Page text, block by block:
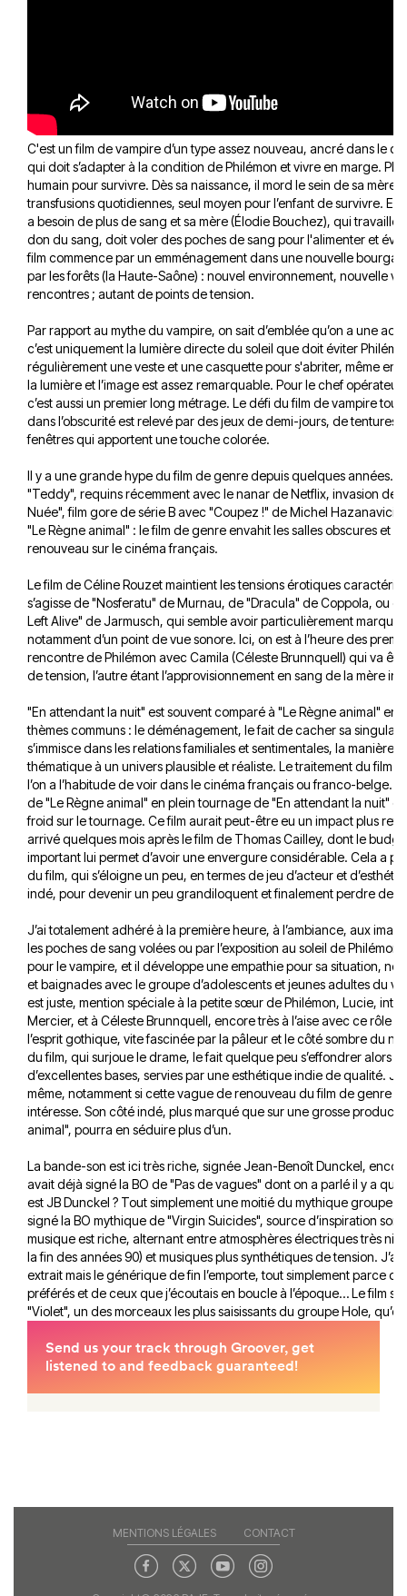
C'est un film de vampire d’un type assez nouveau, ancré dans le
qui doit s’adapter à la condition de Philémon et vivre en marge.
humain pour survivre. Dès sa naissance, il mord le sein de sa
transfusions quotidiennes, seul moyen pour l’enfant de survivre.
a besoin de plus de sang et sa mère (Élodie Bouchez), qui travaille
don du sang, doit voler des poches de sang pour l'alimenter et
film commence par un emménagement dans une nouvelle
par les forêts (la Haute-Saône) : nouvel environnement, nouvelle
rencontres ; autant de points de tension.
Par rapport au mythe du vampire, on sait d’emblée qu’on a une
c’est uniquement la lumière directe du soleil que doit éviter
régulièrement une veste et une casquette pour s'abriter, même en
la lumière et l’image est assez remarquable. Pour le chef
c’est aussi un premier long métrage. Le défi du film de vampire
dans l’obscurité est relevé par des jeux de demi-jours, de tentures,
fenêtres qui apportent une touche colorée.
Il y a une grande hype du film de genre depuis quelques années.
"Teddy", requins récemment avec le nanar de Netflix, invasion de
Nuée", film gore de série B avec "Coupez !" de Michel
"Le Règne animal" : le film de genre envahit les salles obscures et
renouveau sur le cinéma français.
Le film de Céline Rouzet maintient les tensions érotiques
s’agisse de "Nosferatu" de Murnau, de "Dracula" de Coppola, ou
Left Alive" de Jarmusch, qui semble avoir particulièrement marqué
notamment d’un point de vue sonore. Ici, on est à l’heure des
rencontre de Philémon avec Camila (Céleste Brunnquell) qui va
de tension, l’autre étant l’approvisionnement en sang de la mère
"En attendant la nuit" est souvent comparé à "Le Règne animal" en
thèmes communs : le déménagement, le fait de cacher sa
s’immisce dans les relations familiales et sentimentales, la manière
thématique à un univers plausible et réaliste. Le traitement du film
l’on a l’habitude de voir dans le cinéma français ou franco-belge.
de "Le Règne animal" en plein tournage de "En attendant la nuit"
froid sur le tournage. Ce film aurait peut-être eu un impact plus
arrivé quelques mois après le film de Thomas Cailley, dont le
important lui permet d’avoir une envergure considérable. Cela a
du film, qui s’éloigne un peu, en termes de jeu d’acteur et
indé, pour devenir un peu grandiloquent et finalement perdre de
J’ai totalement adhéré à la première heure, à l’ambiance, aux
les poches de sang volées ou par l’exposition au soleil de
pour le vampire, et il développe une empathie pour sa situation,
et baignades avec le groupe d’adolescents et jeunes adultes du
est juste, mention spéciale à la petite sœur de Philémon, Lucie,
Mercier, et à Céleste Brunnquell, encore très à l’aise avec ce rôle
l’esprit gothique, vite fascinée par la pâleur et le côté sombre du
du film, qui surjoue le drame, le fait quelque peu s’effondrer alors
d’excellentes bases, servies par une esthétique indie de qualité.
même, notamment si cette vague de renouveau du film de genre
intéresse. Son côté indé, plus marqué que sur une grosse
animal", pourra en séduire plus d’un.
La bande-son est ici très riche, signée Jean-Benoît Dunckel,
avait déjà signé la BO de "Pas de vagues" dont on a parlé il y a
est JB Dunckel ? Tout simplement une moitié du mythique groupe
signé la BO mythique de "Virgin Suicides", source d’inspiration
musique est riche, alternant entre atmosphères électriques très
la fin des années 90) et musiques plus synthétiques de tension.
extrait mais le générique de fin l’emporte, tout simplement parce
préférés et de ceux que j’écoutais en boucle à l’époque… Le film
"Violet", un des morceaux les plus saisissants du groupe Hole,
MENTIONS LÉGALES CONTACT